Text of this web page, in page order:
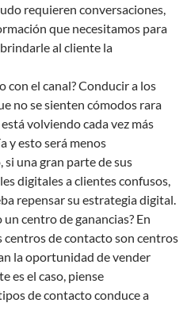
requieren conversaciones,
que necesitamos para
al cliente la
con el canal? Conducir a los
no se sienten cómodos rara
volviendo cada vez más
y esto será menos
una gran parte de sus
digitales a clientes confusos,
repensar su estrategia digital.
centro de ganancias? En
centros de contacto son centros
la oportunidad de vender
es el caso, piense
de contacto conduce a